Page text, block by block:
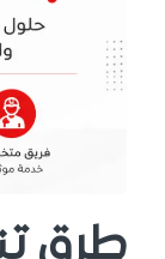
طرق